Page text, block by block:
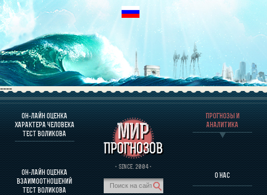
----
ОН-ЛАЙН ОЦЕНКА
ХАРАКТЕРА ЧЕЛОВЕКА
ТЕСТ ВОЛИКОВА
ОН-ЛАЙН ОЦЕНКА
ВЗАИМООТНОШЕНИЙ
ТЕСТ ВОЛИКОВА
· SINCE. 2004 ·
ПРОГНОЗЫ И
АНАЛИТИКА
О НАС
О ПРОГРАММЕ
ОЦЕНКА ХАРАКТЕРA ЧЕЛОВЕКА
ОЦЕНКА ХАРАКТЕРА ВЫДАЮЩИХСЯ ЛИЧНОСТЕЙ
О ПРОГРАММЕ
ПРОГНОЗЫ И АНАЛИТИКА